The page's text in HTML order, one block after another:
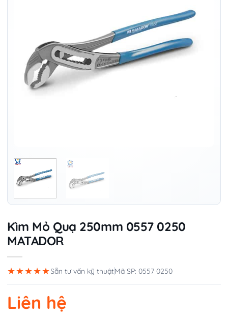
Kìm Mỏ Quạ 250mm 0557 0250
MATADOR
★★★★★Sẵn tư vấn kỹ thuậtMã SP: 0557 0250
Liên hệ